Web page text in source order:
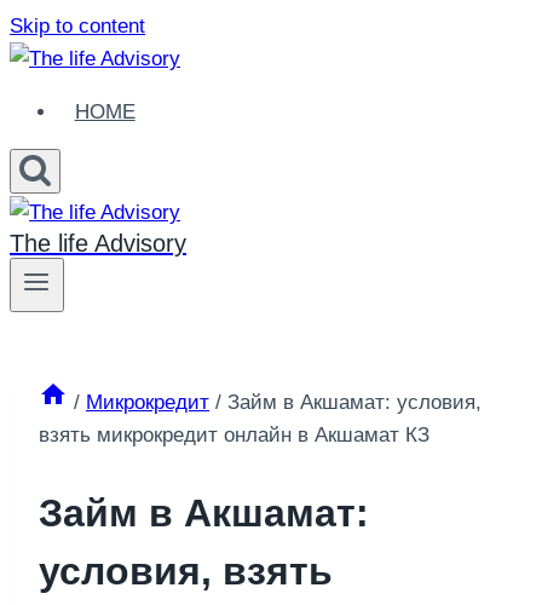
Skip to content
HOME
The life Advisory
/ Микрокредит / Займ в Акшамат: условия,
взять микрокредит онлайн в Акшамат КЗ
Займ в Акшамат:
условия, взять